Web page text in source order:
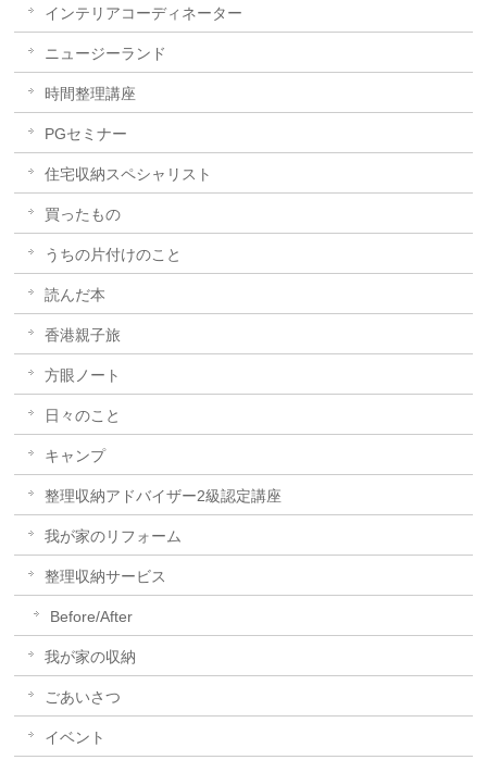
インテリアコーディネーター
ニュージーランド
時間整理講座
PGセミナー
住宅収納スペシャリスト
買ったもの
うちの片付けのこと
読んだ本
香港親子旅
方眼ノート
日々のこと
キャンプ
整理収納アドバイザー2級認定講座
我が家のリフォーム
整理収納サービス
Before/After
我が家の収納
ごあいさつ
イベント